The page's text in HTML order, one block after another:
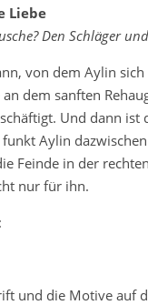
Liebe
Den Schläger
von dem Aylin
dem sanften
Und dann ist
Aylin
Feinde in der
nur für ihn.
und die Motive auf